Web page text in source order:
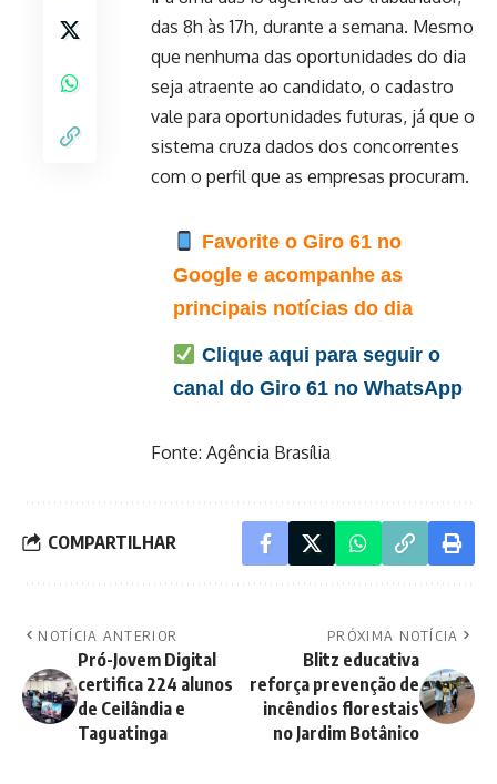
das 8h às 17h, durante a semana. Mesmo
que nenhuma das oportunidades do dia
seja atraente ao candidato, o cadastro
vale para oportunidades futuras, já que o
sistema cruza dados dos concorrentes
com o perfil que as empresas procuram.
Favorite o Giro 61 no
Google e acompanhe as
principais notícias do dia
Clique aqui para seguir o
canal do Giro 61 no WhatsApp
Fonte: Agência Brasília
COMPARTILHAR
NOTÍCIA ANTERIOR
Pró-Jovem Digital
certifica 224 alunos
de Ceilândia e
Taguatinga
PRÓXIMA NOTÍCIA
Blitz educativa
reforça prevenção de
incêndios florestais
no Jardim Botânico